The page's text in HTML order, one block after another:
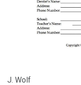
J. Wolf